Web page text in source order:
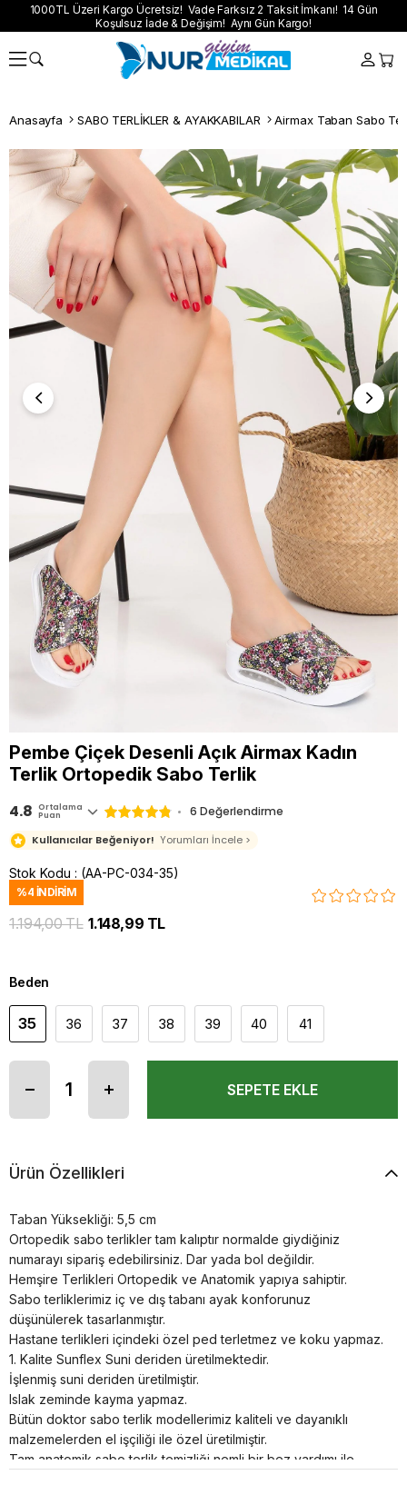
1000TL Üzeri Kargo Ücretsiz! Vade Farksız 2 Taksit İmkanı! 14 Gün
Koşulsuz İade & Değişim! Aynı Gün Kargo!
Anasayfa SABO TERLİKLER & AYAKKABILAR Airmax Taban Sabo
Pembe Çiçek Desenli Açık Airmax Kadın
Terlik Ortopedik Sabo Terlik
4.8 Ortalama
Puan 6 Değerlendirme
Kullanıcılar Beğeniyor! Yorumları İncele >
Stok Kodu (AA-PC-034-35)
%4 İNDIRIM
1.194,00 TL 1.148,99 TL
Beden
35 36 37 38 39 40 41
Ürün Özellikleri
Taban Yüksekliği: 5,5 cm
Ortopedik sabo terlikler tam kalıptır normalde giydiğiniz
numarayı sipariş edebilirsiniz. Dar yada bol değildir.
Hemşire Terlikleri Ortopedik ve Anatomik yapıya sahiptir.
Sabo terliklerimiz iç ve dış tabanı ayak konforunuz
düşünülerek tasarlanmıştır.
Hastane terlikleri içindeki özel ped terletmez ve koku yapmaz.
1. Kalite Sunflex Suni deriden üretilmektedir.
İşlenmiş suni deriden üretilmiştir.
Islak zeminde kayma yapmaz.
Bütün doktor sabo terlik modellerimiz kaliteli ve dayanıklı
malzemelerden el işçiliği ile özel üretilmiştir.
Tam anatomik sabo terlik temizliği nemli bir bez yardımı ile